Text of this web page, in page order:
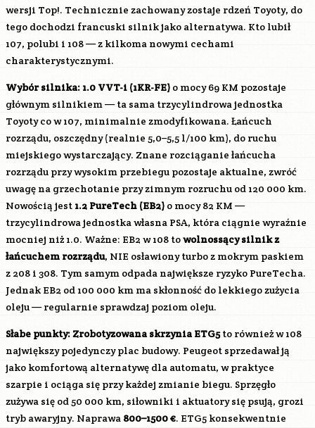
wersji Top!. Technicznie zachowany zostaje rdzeń Toyoty, do
tego dochodzi francuski silnik jako alternatywa. Kto lubił
107, polubi i 108 — z kilkoma nowymi cechami
charakterystycznymi.
Wybór silnika: 1.0 VVT-i (1KR-FE) o mocy 69 KM pozostaje
głównym silnikiem — ta sama trzycylindrowa jednostka
Toyoty co w 107, minimalnie zmodyfikowana. Łańcuch
rozrządu, oszczędny (realnie 5,0–5,5 l/100 km), do ruchu
miejskiego wystarczający. Znane rozciąganie łańcucha
rozrządu przy wysokim przebiegu pozostaje aktualne, zwróć
uwagę na grzechotanie przy zimnym rozruchu od 120 000 km.
Nowością jest 1.2 PureTech (EB2) o mocy 82 KM —
trzycylindrowa jednostka własna PSA, która ciągnie wyraźnie
mocniej niż 1.0. Ważne: EB2 w 108 towolnossący silnik z
łańcuchem rozrządu, NIE osławiony turbo z mokrym paskiem
z 208 i 308. Tym samym odpada największe ryzyko PureTecha.
Jednak EB2 od 100 000 km ma skłonność do lekkiego zużycia
oleju — regularnie sprawdzaj poziom oleju.
Słabe punkty:Zrobotyzowana skrzynia ETG5to również w 108
największy pojedynczy plac budowy. Peugeot sprzedawał ją
jako komfortową alternatywę dla automatu, w praktyce
szarpie i ociąga się przy każdej zmianie biegu. Sprzęgło
zużywa się od 50 000 km, siłowniki i aktuatory się psują, grozi
tryb awaryjny. Naprawa 800–1500 €. ETG5 konsekwentnie